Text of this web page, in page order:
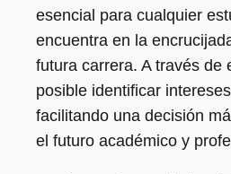
esencial para cualquier
encuentra en la
futura carrera. A través de
posible identificar
facilitando una decisión
el futuro académico y